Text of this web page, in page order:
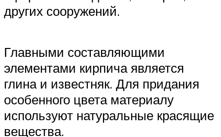
других сооружений.
Главными составляющими
элементами кирпича является
глина и известняк. Для придания
особенного цвета материалу
используют натуральные красящие
вещества.